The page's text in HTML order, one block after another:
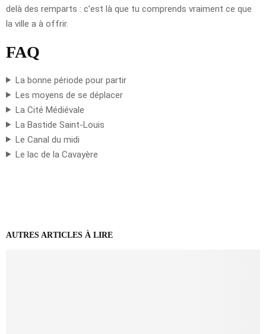
delà des remparts : c’est là que tu comprends vraiment ce que
la ville a à offrir.
FAQ
La bonne période pour partir
Les moyens de se déplacer
La Cité Médiévale
La Bastide Saint-Louis
Le Canal du midi
Le lac de la Cavayère
AUTRES ARTICLES À LIRE